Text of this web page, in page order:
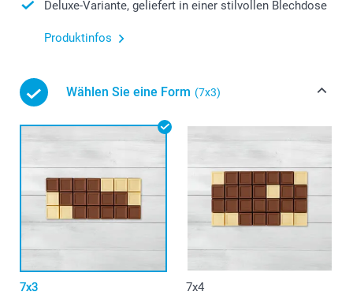
Deluxe-Variante, geliefert in einer stilvollen Blechdose
Produktinfos
Wählen Sie eine Form (7x3)
7x3 7x4